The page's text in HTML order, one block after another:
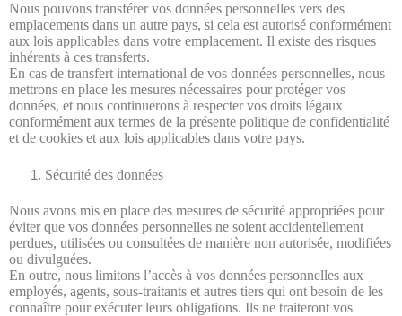
Nous pouvons transférer vos données personnelles vers des
emplacements dans un autre pays, si cela est autorisé conformément
aux lois applicables dans votre emplacement. Il existe des risques
inhérents à ces transferts.
En cas de transfert international de vos données personnelles, nous
mettrons en place les mesures nécessaires pour protéger vos
données, et nous continuerons à respecter vos droits légaux
conformément aux termes de la présente politique de confidentialité
et de cookies et aux lois applicables dans votre pays.
Sécurité des données
Nous avons mis en place des mesures de sécurité appropriées pour
éviter que vos données personnelles ne soient accidentellement
perdues, utilisées ou consultées de manière non autorisée, modifiées
ou divulguées.
En outre, nous limitons l’accès à vos données personnelles aux
employés, agents, sous-traitants et autres tiers qui ont besoin de les
connaître pour exécuter leurs obligations. Ils ne traiteront vos